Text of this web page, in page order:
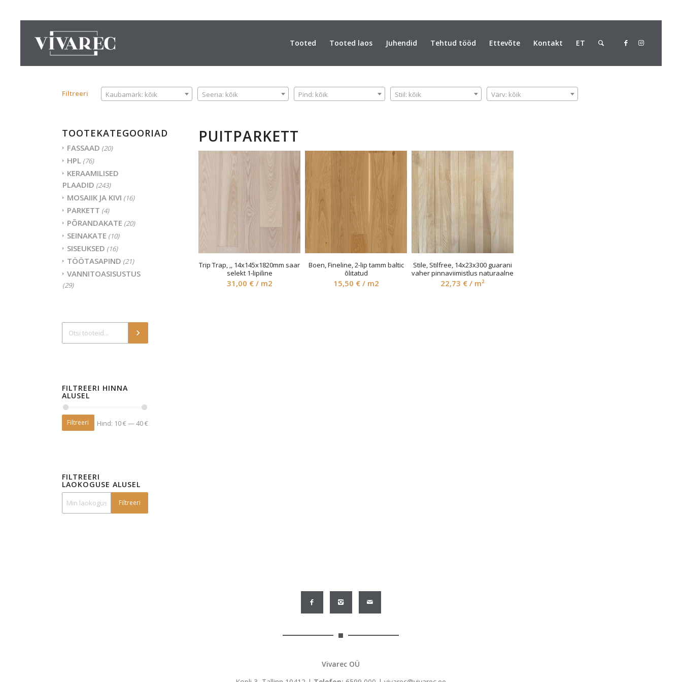
Tooted Tooted laos Juhendid Tehtud tööd Ettevõte Kontakt ET
Filtreeri KAUBAMÄRK
Kaubamärk: kõik SEERIA
Seeria: kõik PIND
Pind: kõik STIIL
Stiil: kõik VÄRV
Värv: kõik
PUITPARKETT
Trip Trap, ‚, 14x145x1820mm saar
selekt 1-lipiline
31,00 € / m2
Boen, Fineline, 2-lip tamm baltic
õlitatud
15,50 € / m2
Stile, Stilfree, 14x23x300 guarani
vaher pinnaviimistlus naturaalne
22,73 € / m²
TOOTEKATEGOORIAD
FASSAAD (20)
HPL (76)
KERAAMILISED
PLAADID (243)
MOSAIIK JA KIVI (16)
PARKETT (4)
PÕRANDAKATE (20)
SEINAKATE (10)
SISEUKSED (16)
TÖÖTASAPIND (21)
VANNITOASISUSTUS
(29)
FILTREERI HINNA
ALUSEL
Filtreeri Hind: 10 €—40 €
FILTREERI
LAOKOGUSE ALUSEL
Filtreeri
Vivarec OÜ